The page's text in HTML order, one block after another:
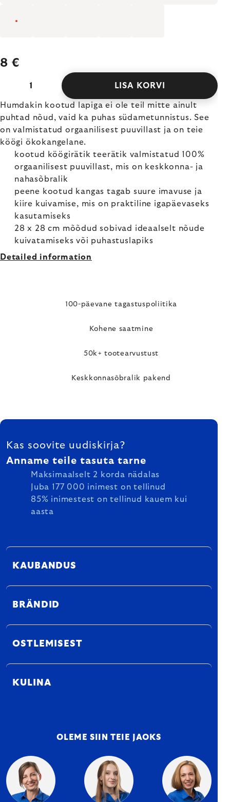
8 €
LISA KORVI
Humdakin kootud lapiga ei ole teil mitte ainult
puhtad nõud, vaid ka puhas südametunnistus. See
on valmistatud orgaanilisest puuvillast ja on teie
köögi ökokangelane.
kootud köögirätik teerätik valmistatud 100%
orgaanilisest puuvillast, mis on keskkonna- ja
nahasõbralik
peene kootud kangas tagab suure imavuse ja
kiire kuivamise, mis on praktiline igapäevaseks
kasutamiseks
28 x 28 cm mõõdud sobivad ideaalselt nõude
kuivatamiseks või puhastuslapiks
Detailed information
100-päevane tagastuspoliitika
Kohene saatmine
50k+ tootearvustust
Keskkonnasõbralik pakend
FOOTER
Kas soovite uudiskirja?
Anname teile tasuta tarne
Maksimaalselt 2 korda nädalas
Juba 177 000 inimest on tellinud
85% inimestest on tellinud kauem kui
aasta
KAUBANDUS
BRÄNDID
OSTLEMISEST
KULINA
OLEME SIIN TEIE JAOKS